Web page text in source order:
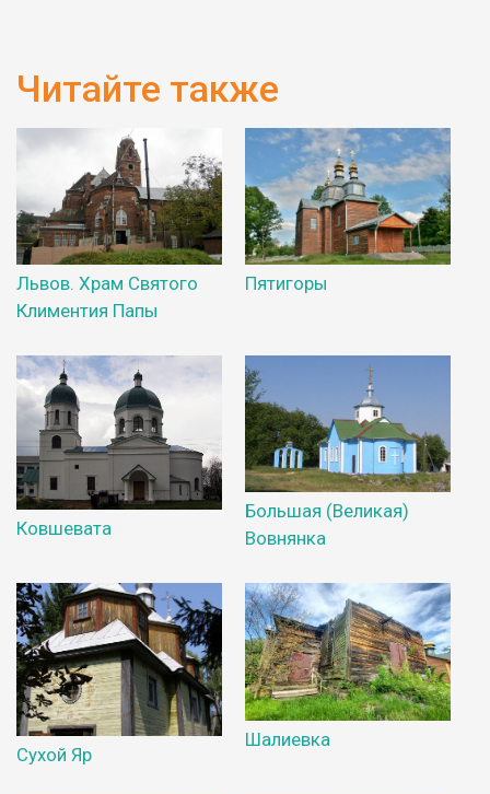
Читайте также
Львов. Храм Святого
Климентия Папы
Пятигоры
Ковшевата
Большая (Великая)
Вовнянка
Сухой Яр
Шалиевка